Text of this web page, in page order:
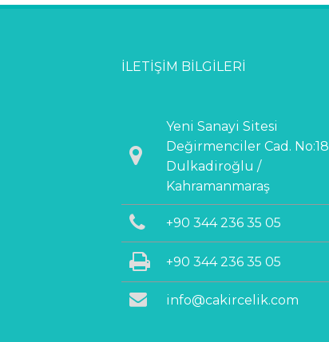
İLETIŞIM BILGILERI
Yeni Sanayi Sitesi
Değirmenciler Cad. No:18
Dulkadiroğlu /
Kahramanmaraş
+90 344 236 35 05
+90 344 236 35 05
info@cakircelik.com